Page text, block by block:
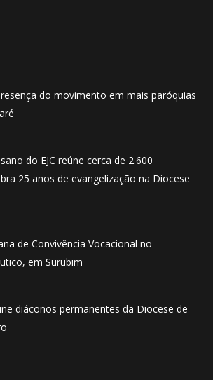
do movimento em mais paróquias
do EJC reúne cerca de 2.600
25 anos de evangelização na Diocese
de Convivência Vocacional no
em Surubim
diáconos permanentes da Diocese de